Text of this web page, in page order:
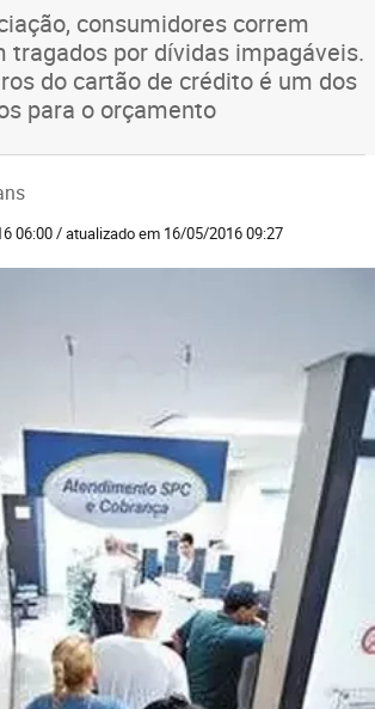
consumidores correm
tragados por dívidas impagáveis.
do cartão de crédito é um dos
para o orçamento
06:00 / atualizado em 16/05/2016 09:27